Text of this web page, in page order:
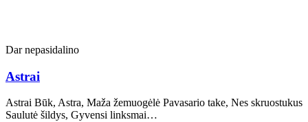
Dar nepasidalino
Astrai
Astrai Būk, Astra, Maža žemuogėlė Pavasario take, Nes skruostukus
Saulutė šildys, Gyvensi linksmai…